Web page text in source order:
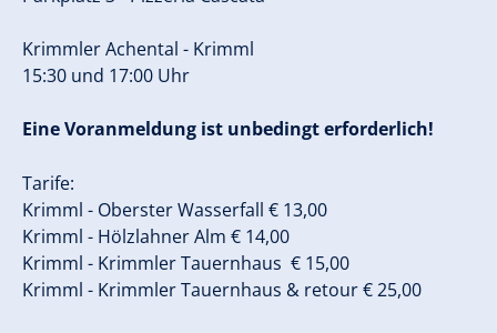
Krimmler Achental - Krimml
15:30 und 17:00 Uhr
Eine Voranmeldung ist unbedingt erforderlich!
Tarife:
Krimml - Oberster Wasserfall € 13,00
Krimml - Hölzlahner Alm € 14,00
Krimml - Krimmler Tauernhaus € 15,00
Krimml - Krimmler Tauernhaus & retour € 25,00